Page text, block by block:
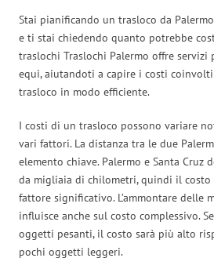
Stai pianificando un trasloco da
e ti stai chiedendo quanto potrebbe
traslochi Traslochi Palermo offre servizi
equi, aiutandoti a capire i costi
trasloco in modo efficiente.
I costi di un trasloco possono variare
vari fattori. La distanza tra le due
elemento chiave. Palermo e Santa Cruz
da migliaia di chilometri, quindi il costo
fattore significativo. L’ammontare delle
influisce anche sul costo complessivo.
oggetti pesanti, il costo sarà più alto
pochi oggetti leggeri.